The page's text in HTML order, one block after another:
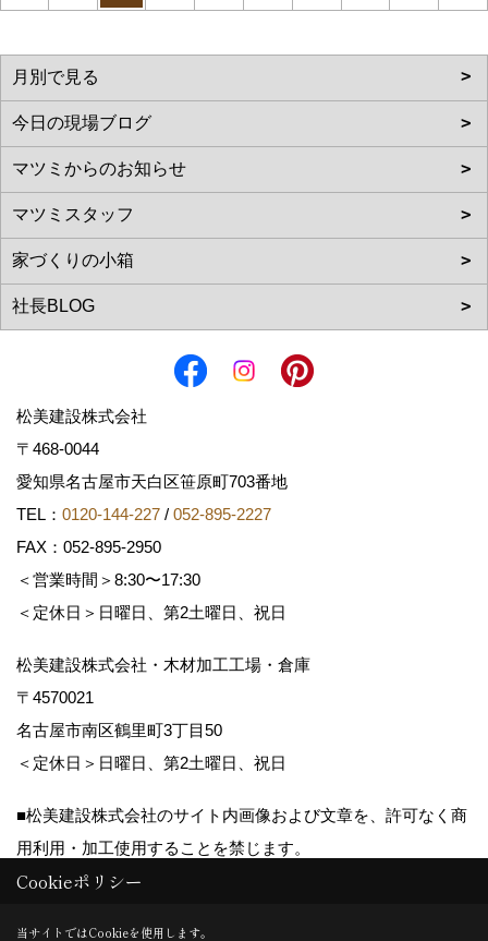
松美建設株式会社
〒468-0044
愛知県名古屋市天白区笹原町703番地
TEL： 0120-144-227 / 052-895-2227
FAX：052-895-2950
＜営業時間＞8:30〜17:30
＜定休日＞日曜日、第2土曜日、祝日
松美建設株式会社・木材加工工場・倉庫
〒4570021
名古屋市南区鶴里町3丁目50
＜定休日＞日曜日、第2土曜日、祝日
■松美建設株式会社のサイト内画像および文章を、許可なく商
用利用・加工使用することを禁じます。
Copyright (c) matsumikensetsu. All Rights Reserved.
Cookieポリシー
当サイトではCookieを使用します。